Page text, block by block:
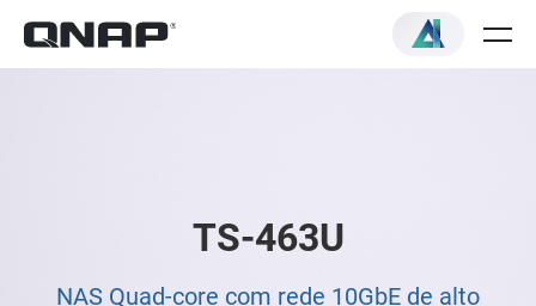
TS-463U
NAS Quad-core com rede 10GbE de alto